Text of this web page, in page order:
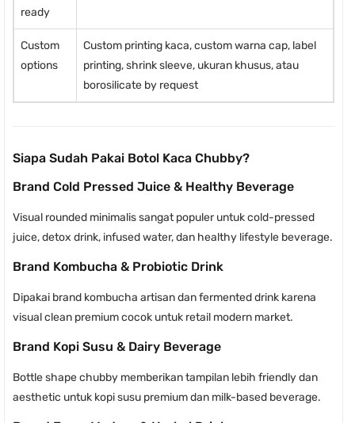
ready
Custom
options
Custom printing kaca, custom warna cap, label
printing, shrink sleeve, ukuran khusus, atau
borosilicate by request
Siapa Sudah Pakai Botol Kaca Chubby?
Brand Cold Pressed Juice & Healthy Beverage
Visual rounded minimalis sangat populer untuk cold-pressed
juice, detox drink, infused water, dan healthy lifestyle beverage.
Brand Kombucha & Probiotic Drink
Dipakai brand kombucha artisan dan fermented drink karena
visual clean premium cocok untuk retail modern market.
Brand Kopi Susu & Dairy Beverage
Bottle shape chubby memberikan tampilan lebih friendly dan
aesthetic untuk kopi susu premium dan milk-based beverage.